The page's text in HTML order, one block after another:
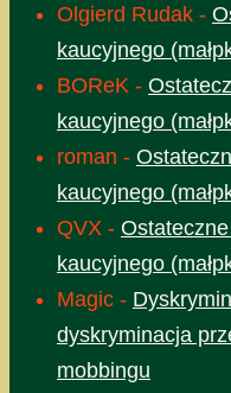
Olgierd Rudak -
kaucyjnego
BOReK -
kaucyjnego
roman -
kaucyjnego
QVX -
kaucyjnego
Magic -
dyskryminacja
mobbingu